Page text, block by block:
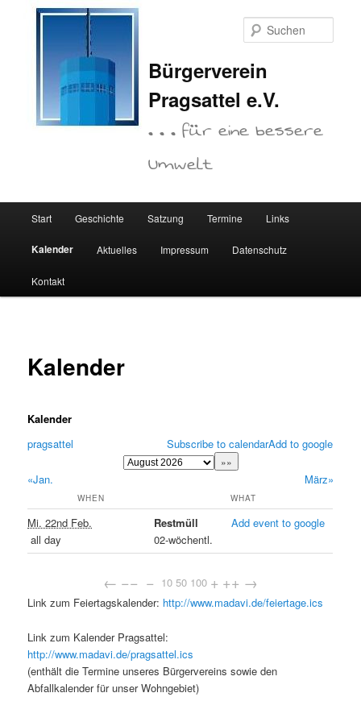
Bürgerverein
Pragsattel e.V.
. . . für eine bessere
Umwelt
Start Geschichte Satzung Termine Links
Kalender Aktuelles Impressum Datenschutz
Kontakt
Kalender
Kalender
pragsattel
Add to google
Subscribe to calendar
«Jan. März»
WHEN WHAT
Mi. 22nd Feb.
all day
Add event to google
Restmüll
02-wöchentl.
← −− − 10 50 100 + ++ →
Link zum Feiertagskalender: http://www.madavi.de/feiertage.ics
Link zum Kalender Pragsattel:
http://www.madavi.de/pragsattel.ics
(enthält die Termine unseres Bürgervereins sowie den
Abfallkalender für unser Wohngebiet)